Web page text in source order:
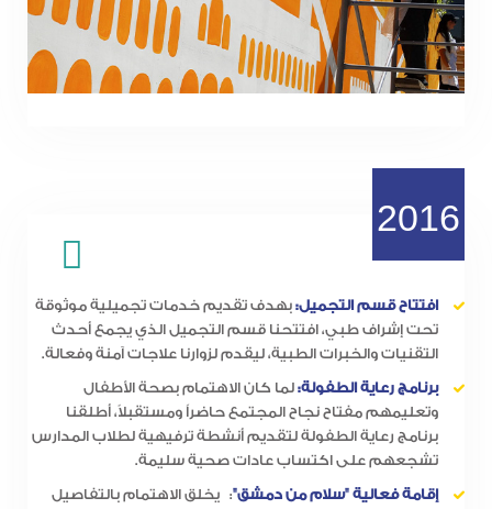
2016
افتتاح قسم التجميل: بهدف تقديم خدمات تجميلية موثوقة
تحت إشراف طبي، افتتحنا قسم التجميل الذي يجمع أحدث
التقنيات والخبرات الطبية، ليقدم لزوارنا علاجات آمنة وفعالة.
برنامج رعاية الطفولة: لما كان الاهتمام بصحة الأطفال
وتعليمهم مفتاح نجاح المجتمع حاضراً ومستقبلاً، أطلقنا
برنامج رعاية الطفولة لتقديم أنشطة ترفيهية لطلاب المدارس
تشجعهم على اكتساب عادات صحية سليمة.
إقامة فعالية "سلام من دمشق": يخلق الاهتمام بالتفاصيل